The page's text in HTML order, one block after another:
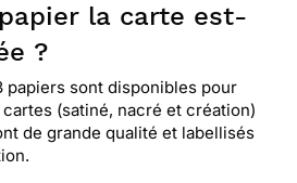
la carte est-
?
papiers sont disponibles pour
(satiné, nacré et création)
de grande qualité et labellisés